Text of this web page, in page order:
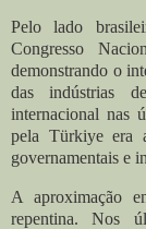
Pelo lado
Congresso
demonstrando o
das indústrias
internacional nas
pela Türkiye era
governamentais e
A aproximação
repentina. Nos